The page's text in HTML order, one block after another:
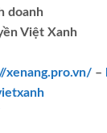
doanh
Việt Xanh
xenang.pro.vn/ –